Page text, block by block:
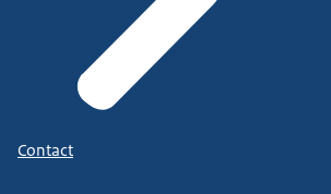
Contact